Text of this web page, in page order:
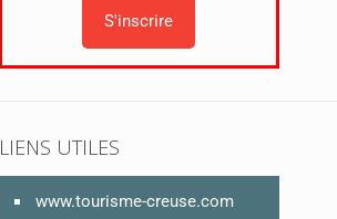
LIENS UTILES
www.tourisme-creuse.com